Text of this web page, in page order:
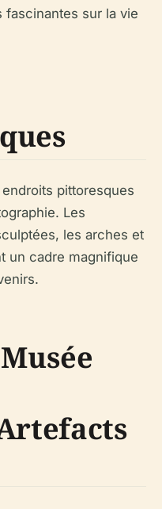
sur la vie
pittoresques
Les
les arches et
un cadre magnifique